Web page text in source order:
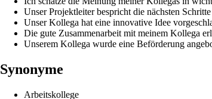
Unser Projektleiter bespricht die nächsten
Unser Kollega hat eine innovative Idee
Die gute Zusammenarbeit mit meinem Kollega
Unserem Kollega wurde eine Beförderung
Synonyme
Arbeitskollege